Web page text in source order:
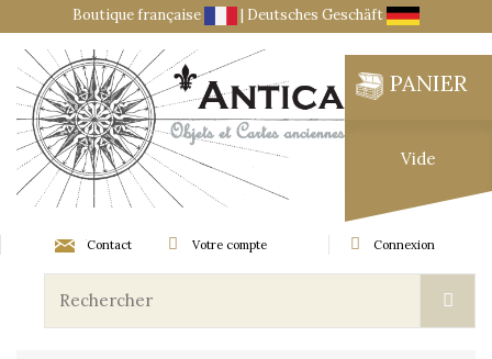
Boutique française | Deutsches Geschäft
PANIER
Vide
Connexion
Votre compte
Contact